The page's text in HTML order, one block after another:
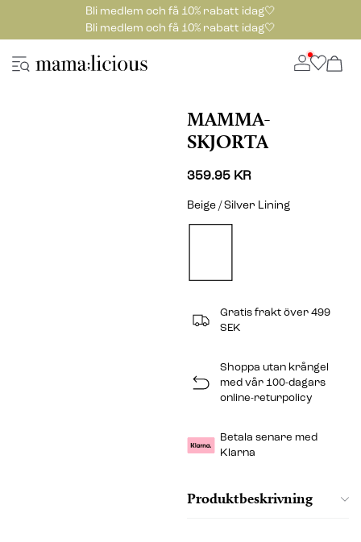
Bli medlem och få 10% rabatt idag🤍
Bli medlem och få 10% rabatt idag🤍
MAMMA-
SKJORTA
359.95 KR
Beige / Silver Lining
Gratis frakt över 499
SEK
Shoppa utan krångel
med vår 100-dagars
online-returpolicy
Betala senare med
Klarna
Produktbeskrivning